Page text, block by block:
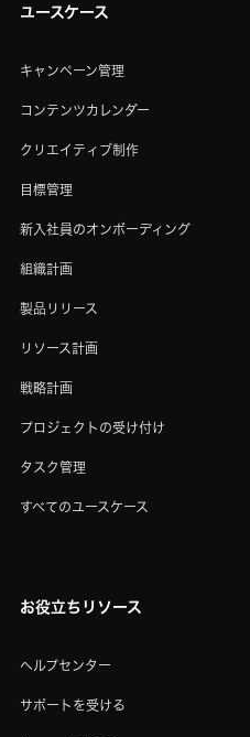
ユースケース
キャンペーン管理
コンテンツカレンダー
クリエイティブ制作
目標管理
新入社員のオンボーディング
組織計画
製品リリース
リソース計画
戦略計画
プロジェクトの受け付け
タスク管理
すべてのユースケース
お役立ちリソース
ヘルプセンター
サポートを受ける